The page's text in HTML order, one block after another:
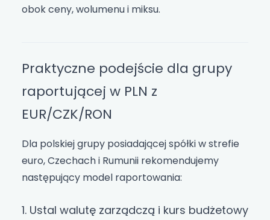
obok ceny, wolumenu i miksu.
Praktyczne podejście dla grupy
raportującej w PLN z
EUR/CZK/RON
Dla polskiej grupy posiadającej spółki w strefie
euro, Czechach i Rumunii rekomendujemy
następujący model raportowania:
1. Ustal walutę zarządczą i kurs budżetowy